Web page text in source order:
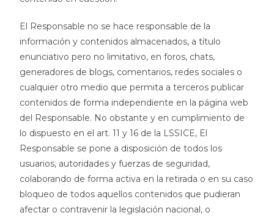
El Responsable no se hace responsable de la
información y contenidos almacenados, a título
enunciativo pero no limitativo, en foros, chats,
generadores de blogs, comentarios, redes sociales o
cualquier otro medio que permita a terceros publicar
contenidos de forma independiente en la página web
del Responsable. No obstante y en cumplimiento de
lo dispuesto en el art. 11 y 16 de la LSSICE, El
Responsable se pone a disposición de todos los
usuarios, autoridades y fuerzas de seguridad,
colaborando de forma activa en la retirada o en su caso
bloqueo de todos aquellos contenidos que pudieran
afectar o contravenir la legislación nacional, o